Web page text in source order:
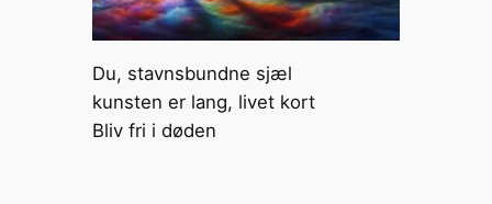
Du, stavnsbundne sjæl
kunsten er lang, livet kort
Bliv fri i døden